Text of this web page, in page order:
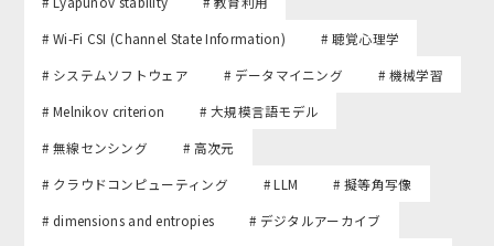
# Wi-Fi CSI (Channel State Information)
# 聴覚心理学
# システムソフトウェア
# データマイニング
# 機械学習
# Melnikov criterion
# 大規模言語モデル
# 無線センシング
# 高次元
# クラウドコンピューティング
# LLM
# 擬等角写像
# dimensions and entropies
# デジタルアーカイブ